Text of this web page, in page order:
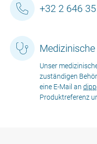
+32 2 646 35
Unser
zuständigen
eine E-Mail an
Produktreferenz